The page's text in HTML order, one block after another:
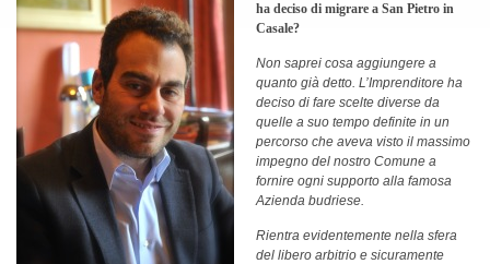
ha deciso di migrare a San Pietro in
Casale?
Non saprei cosa aggiungere a
quanto già detto. L’Imprenditore ha
deciso di fare scelte diverse da
quelle a suo tempo definite in un
percorso che aveva visto il massimo
impegno del nostro Comune a
fornire ogni supporto alla famosa
Azienda budriese.
Rientra evidentemente nella sfera
del libero arbitrio e sicuramente